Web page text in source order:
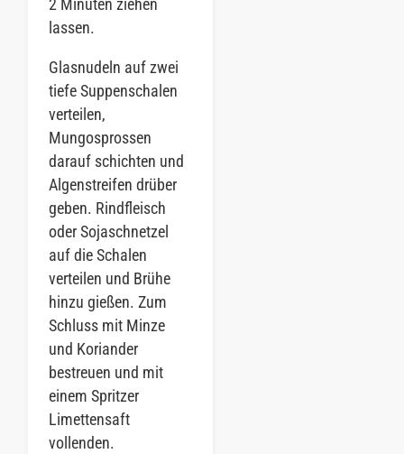
lassen.
Glasnudeln auf zwei
tiefe Suppenschalen
verteilen,
Mungosprossen
darauf schichten und
Algenstreifen drüber
geben. Rindfleisch
oder Sojaschnetzel
auf die Schalen
verteilen und Brühe
hinzu gießen. Zum
Schluss mit Minze
und Koriander
bestreuen und mit
einem Spritzer
Limettensaft
vollenden.